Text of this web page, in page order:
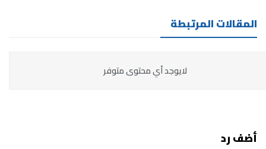
المقالات المرتبطة
لايوجد أي محتوى متوفر
أضف رد